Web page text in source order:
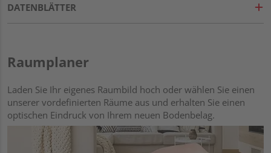
DATENBLÄTTER
Raumplaner
Laden Sie Ihr eigenes Raumbild hoch oder wählen Sie einen
unserer vordefinierten Räume aus und erhalten Sie einen
optischen Eindruck von Ihrem neuen Bodenbelag.